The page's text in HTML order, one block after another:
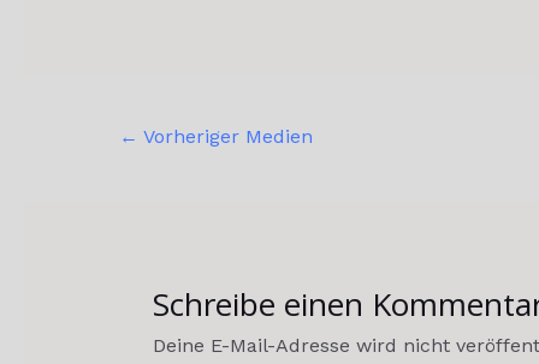
← Vorheriger Medien
Schreibe einen
Deine E-Mail-Adresse wird nicht